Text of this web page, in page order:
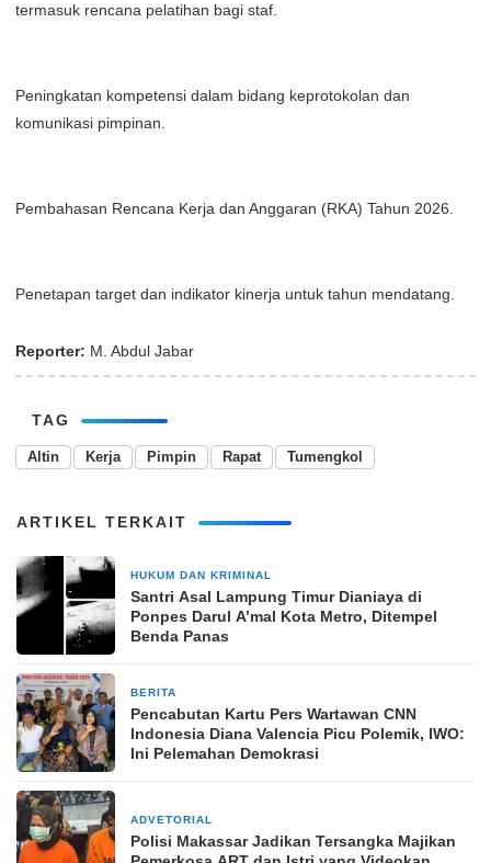
termasuk rencana pelatihan bagi staf.
Peningkatan kompetensi dalam bidang keprotokolan dan
komunikasi pimpinan.
Pembahasan Rencana Kerja dan Anggaran (RKA) Tahun 2026.
Penetapan target dan indikator kinerja untuk tahun mendatang.
Reporter: M. Abdul Jabar
TAG
Altin Kerja Pimpin Rapat Tumengkol
ARTIKEL TERKAIT
HUKUM DAN KRIMINAL
Santri Asal Lampung Timur Dianiaya di
Ponpes Darul A’mal Kota Metro, Ditempel
Benda Panas
BERITA
Pencabutan Kartu Pers Wartawan CNN
Indonesia Diana Valencia Picu Polemik, IWO:
Ini Pelemahan Demokrasi
ADVETORIAL
Polisi Makassar Jadikan Tersangka Majikan